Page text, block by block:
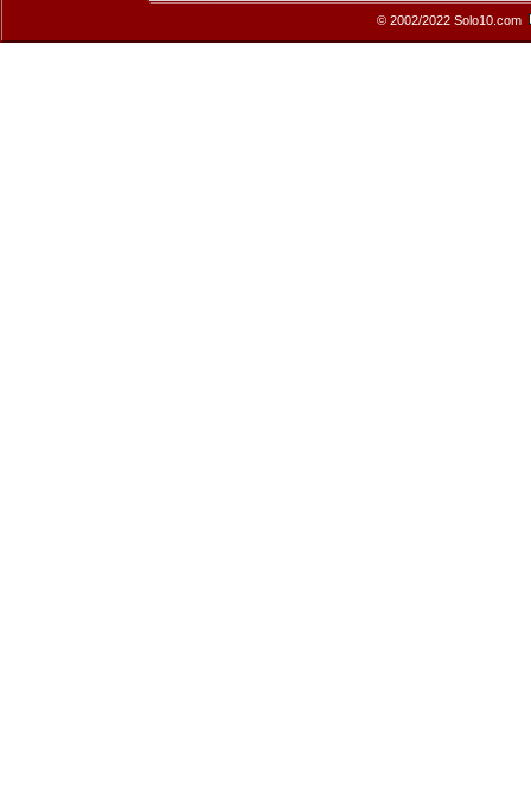
© 2002/2022 Solo10.com